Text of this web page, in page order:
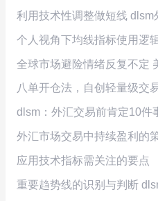
利用技术性调整做短线 dlsm
个人视角下均线指标使用逻
全球市场避险情绪反复不定
八单开仓法，自创轻量级交
dlsm：外汇交易前肯定10件
外汇市场交易中持续盈利的
应用技术指标需关注的要点
重要趋势线的识别与判断